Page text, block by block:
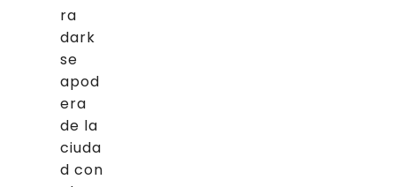
ra
dark
se
apod
era
de la
ciuda
d con